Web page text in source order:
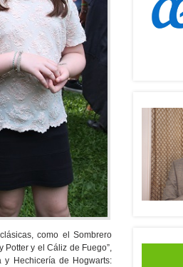
como el Sombrero
Potter y el Cáliz de Fuego”,
y Hechicería de Hogwarts: